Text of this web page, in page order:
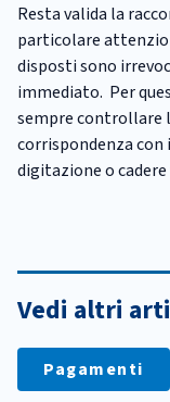
Resta valida la
particolare
disposti sono
immediato. Per
sempre controllare
corrispondenza
digitazione o
Vedi altri
Pagamenti